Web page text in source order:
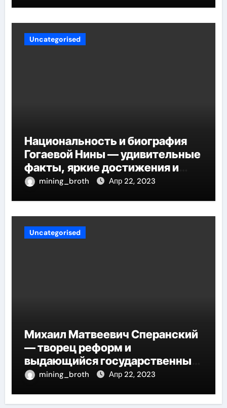
Uncategorised
Национальность и биография
Гогаевой Нины — удивительные
факты, яркие достижения и
потрясающий путь к успеху
mining_broth Апр 22, 2023
Uncategorised
Михаил Матвеевич Сперанский
— творец реформ и
выдающийся государственный
деятель России
mining_broth Апр 22, 2023